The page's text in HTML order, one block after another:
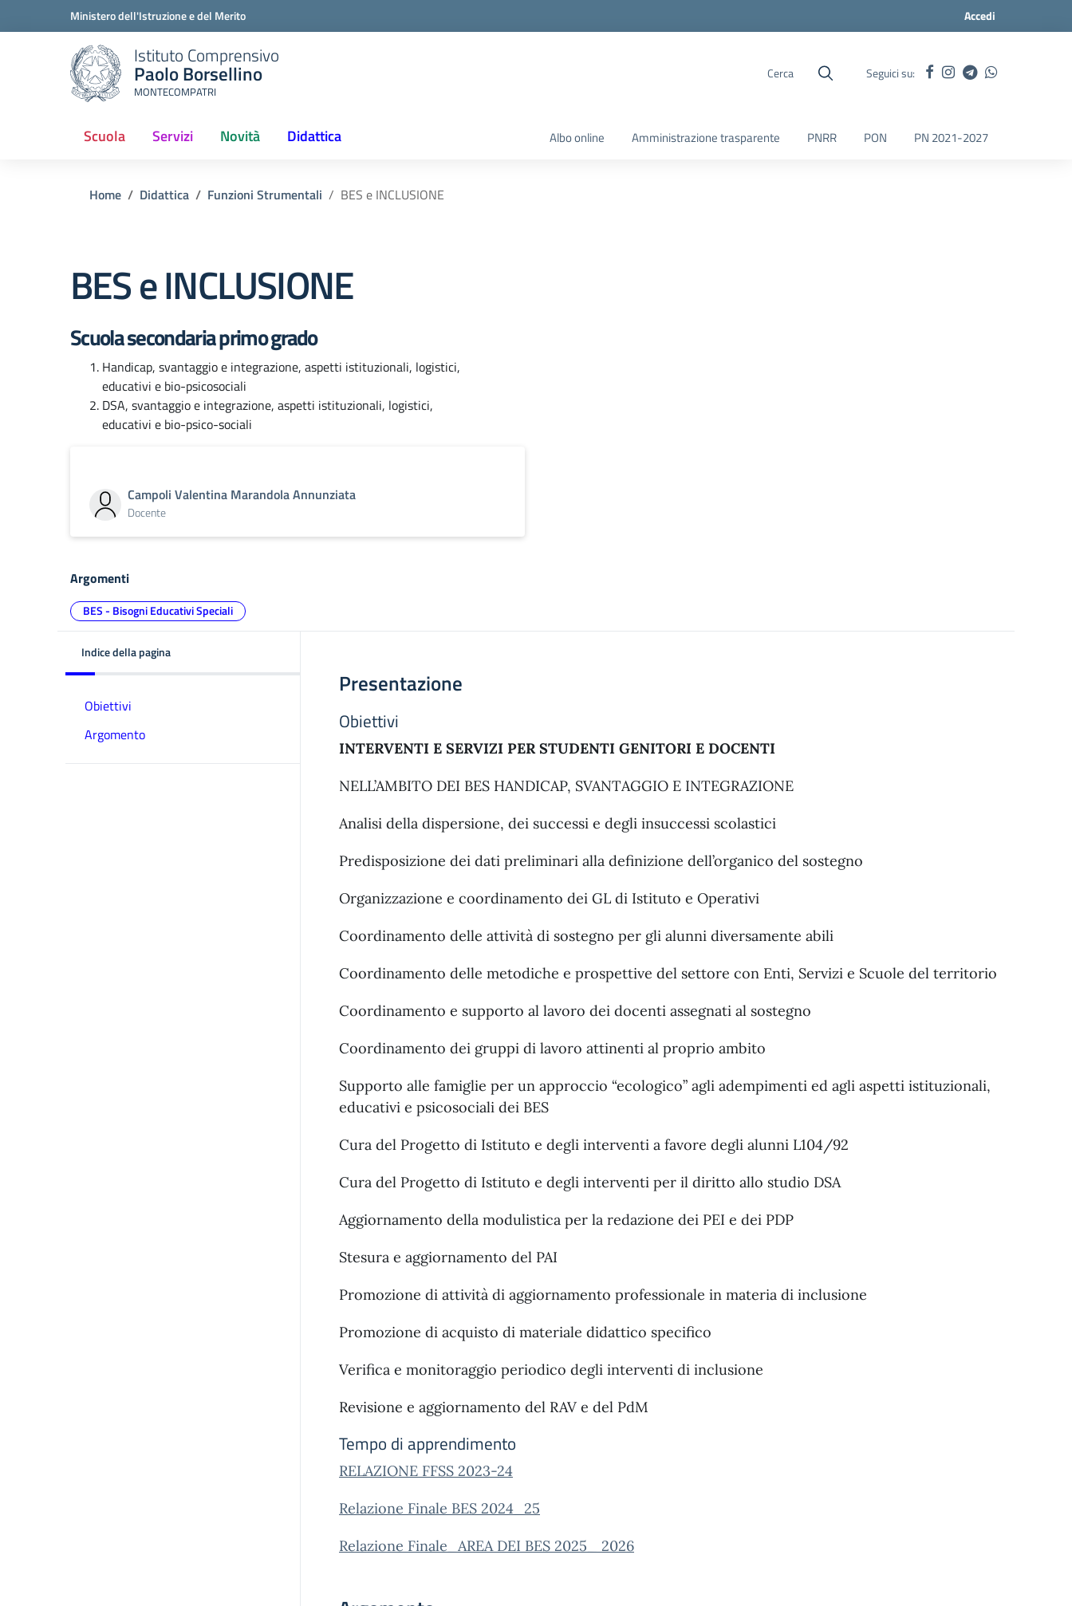
Ministero dell'Istruzione e del Merito Accedi
Istituto Comprensivo
Paolo Borsellino
MONTECOMPATRI
Cerca Seguici su:
Scuola Servizi Novità
(current) Didattica Albo online Amministrazione trasparente PNRR PON PN 2021-2027
Home Didattica Funzioni Strumentali BES e INCLUSIONE
BES e INCLUSIONE
Scuola secondaria primo grado
Handicap, svantaggio e integrazione, aspetti istituzionali, logistici,
educativi e bio-psicosociali
DSA, svantaggio e integrazione, aspetti istituzionali, logistici,
educativi e bio-psico-sociali
Campoli Valentina Marandola Annunziata
Docente
Argomenti
BES - Bisogni Educativi Speciali
Indice della pagina
Obiettivi
Argomento
Presentazione
Obiettivi
INTERVENTI E SERVIZI PER STUDENTI GENITORI E DOCENTI
NELL’AMBITO DEI BES HANDICAP, SVANTAGGIO E INTEGRAZIONE
Analisi della dispersione, dei successi e degli insuccessi scolastici
Predisposizione dei dati preliminari alla definizione dell’organico del sostegno
Organizzazione e coordinamento dei GL di Istituto e Operativi
Coordinamento delle attività di sostegno per gli alunni diversamente abili
Coordinamento delle metodiche e prospettive del settore con Enti, Servizi e Scuole del territorio
Coordinamento e supporto al lavoro dei docenti assegnati al sostegno
Coordinamento dei gruppi di lavoro attinenti al proprio ambito
Supporto alle famiglie per un approccio “ecologico” agli adempimenti ed agli aspetti istituzionali,
educativi e psicosociali dei BES
Cura del Progetto di Istituto e degli interventi a favore degli alunni L104/92
Cura del Progetto di Istituto e degli interventi per il diritto allo studio DSA
Aggiornamento della modulistica per la redazione dei PEI e dei PDP
Stesura e aggiornamento del PAI
Promozione di attività di aggiornamento professionale in materia di inclusione
Promozione di acquisto di materiale didattico specifico
Verifica e monitoraggio periodico degli interventi di inclusione
Revisione e aggiornamento del RAV e del PdM
Tempo di apprendimento
RELAZIONE FFSS 2023-24
Relazione Finale BES 2024_25
Relazione Finale_AREA DEI BES 2025_ 2026